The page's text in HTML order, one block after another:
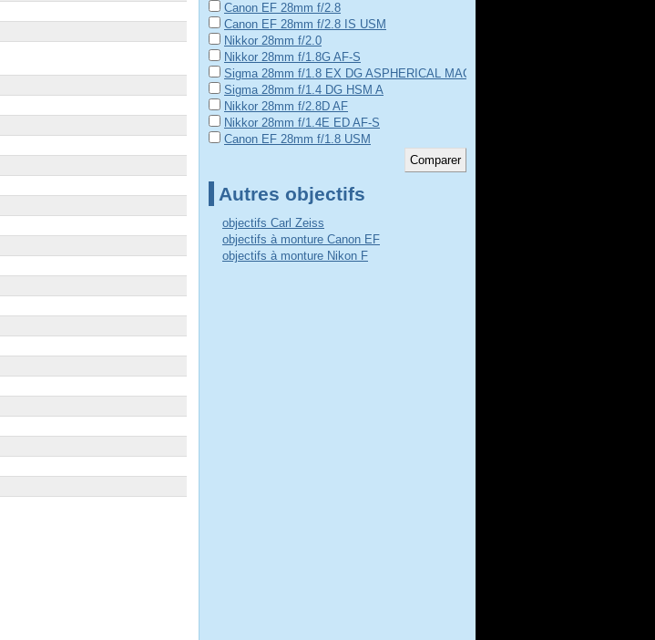
Canon EF 28mm f/2.8
Canon EF 28mm f/2.8 IS USM
Nikkor 28mm f/2.0
Nikkor 28mm f/1.8G AF-S
Sigma 28mm f/1.8 EX DG ASPHERICAL MACRO
Sigma 28mm f/1.4 DG HSM A
Nikkor 28mm f/2.8D AF
Nikkor 28mm f/1.4E ED AF-S
Canon EF 28mm f/1.8 USM
Autres objectifs
objectifs Carl Zeiss
objectifs à monture Canon EF
objectifs à monture Nikon F